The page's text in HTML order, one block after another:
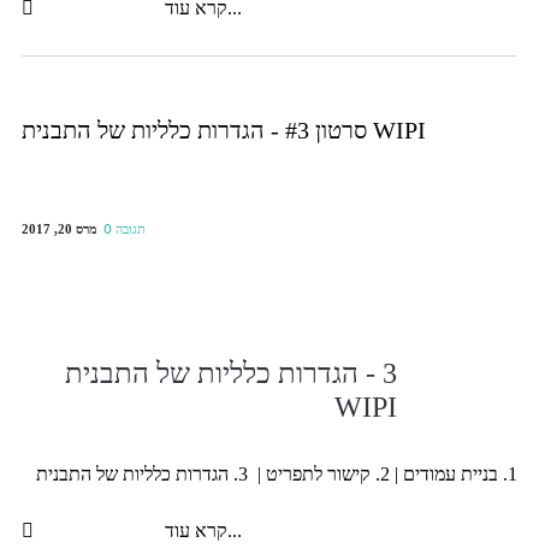
קרא עוד...
סרטון #3 - הגדרות כלליות של התבנית WIPI
מרס 20, 2017 0 תגובה
3 - הגדרות כלליות של התבנית
WIPI
1. בניית עמודים | 2. קישור לתפריט | 3. הגדרות כלליות של התבנית
קרא עוד...